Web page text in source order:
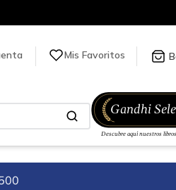
Mis Favoritos